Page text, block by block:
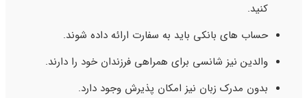
کنید.
حساب های بانکی باید به سفارت ارائه داده شوند.
والدین نیز شانسی برای همراهی فرزندان خود را دارند.
بدون مدرک زبان نیز امکان پذیرش وجود دارد.